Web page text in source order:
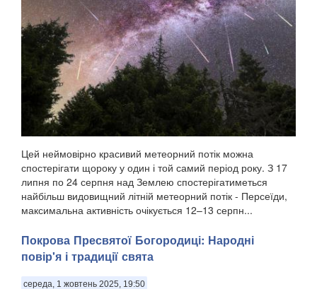
Цей неймовірно красивий метеорний потік можна
спостерігати щороку у один і той самий період року. З 17
липня по 24 серпня над Землею спостерігатиметься
найбільш видовищний літній метеорний потік - Персеїди,
максимальна активність очікується 12–13 серпн...
Покрова Пресвятої Богородиці: Народні
повір'я і традиції свята
середа, 1 жовтень 2025, 19:50